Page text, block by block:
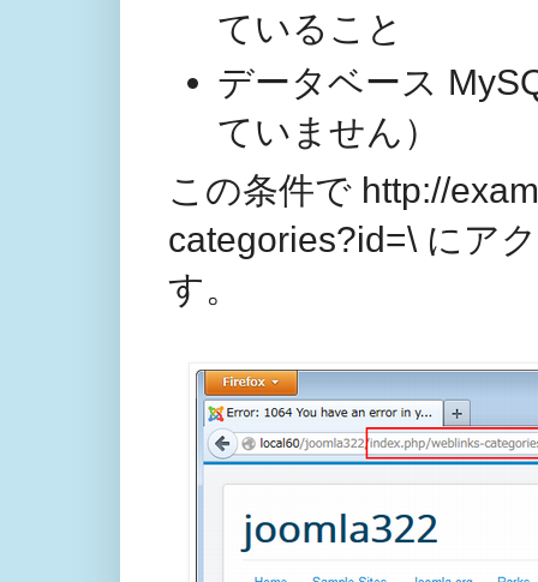
ていること
データベース
ていません）
この条件で http://
categories?id=\ にア
す。